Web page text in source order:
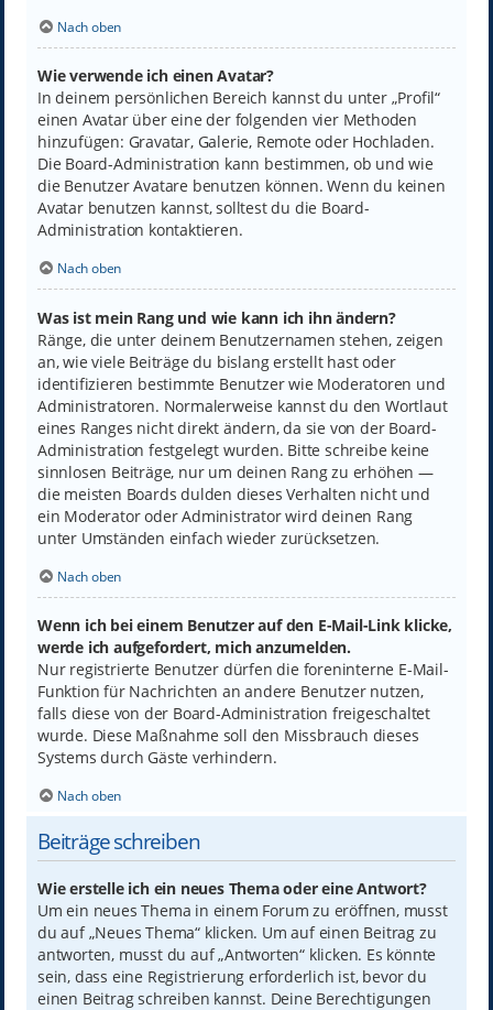
Nach oben
Wie verwende ich einen Avatar?
In deinem persönlichen Bereich kannst du unter „Profil“
einen Avatar über eine der folgenden vier Methoden
hinzufügen: Gravatar, Galerie, Remote oder Hochladen.
Die Board-Administration kann bestimmen, ob und wie
die Benutzer Avatare benutzen können. Wenn du keinen
Avatar benutzen kannst, solltest du die Board-
Administration kontaktieren.
Nach oben
Was ist mein Rang und wie kann ich ihn ändern?
Ränge, die unter deinem Benutzernamen stehen, zeigen
an, wie viele Beiträge du bislang erstellt hast oder
identifizieren bestimmte Benutzer wie Moderatoren und
Administratoren. Normalerweise kannst du den Wortlaut
eines Ranges nicht direkt ändern, da sie von der Board-
Administration festgelegt wurden. Bitte schreibe keine
sinnlosen Beiträge, nur um deinen Rang zu erhöhen —
die meisten Boards dulden dieses Verhalten nicht und
ein Moderator oder Administrator wird deinen Rang
unter Umständen einfach wieder zurücksetzen.
Nach oben
Wenn ich bei einem Benutzer auf den E-Mail-Link klicke,
werde ich aufgefordert, mich anzumelden.
Nur registrierte Benutzer dürfen die foreninterne E-Mail-
Funktion für Nachrichten an andere Benutzer nutzen,
falls diese von der Board-Administration freigeschaltet
wurde. Diese Maßnahme soll den Missbrauch dieses
Systems durch Gäste verhindern.
Nach oben
Beiträge schreiben
Wie erstelle ich ein neues Thema oder eine Antwort?
Um ein neues Thema in einem Forum zu eröffnen, musst
du auf „Neues Thema“ klicken. Um auf einen Beitrag zu
antworten, musst du auf „Antworten“ klicken. Es könnte
sein, dass eine Registrierung erforderlich ist, bevor du
einen Beitrag schreiben kannst. Deine Berechtigungen